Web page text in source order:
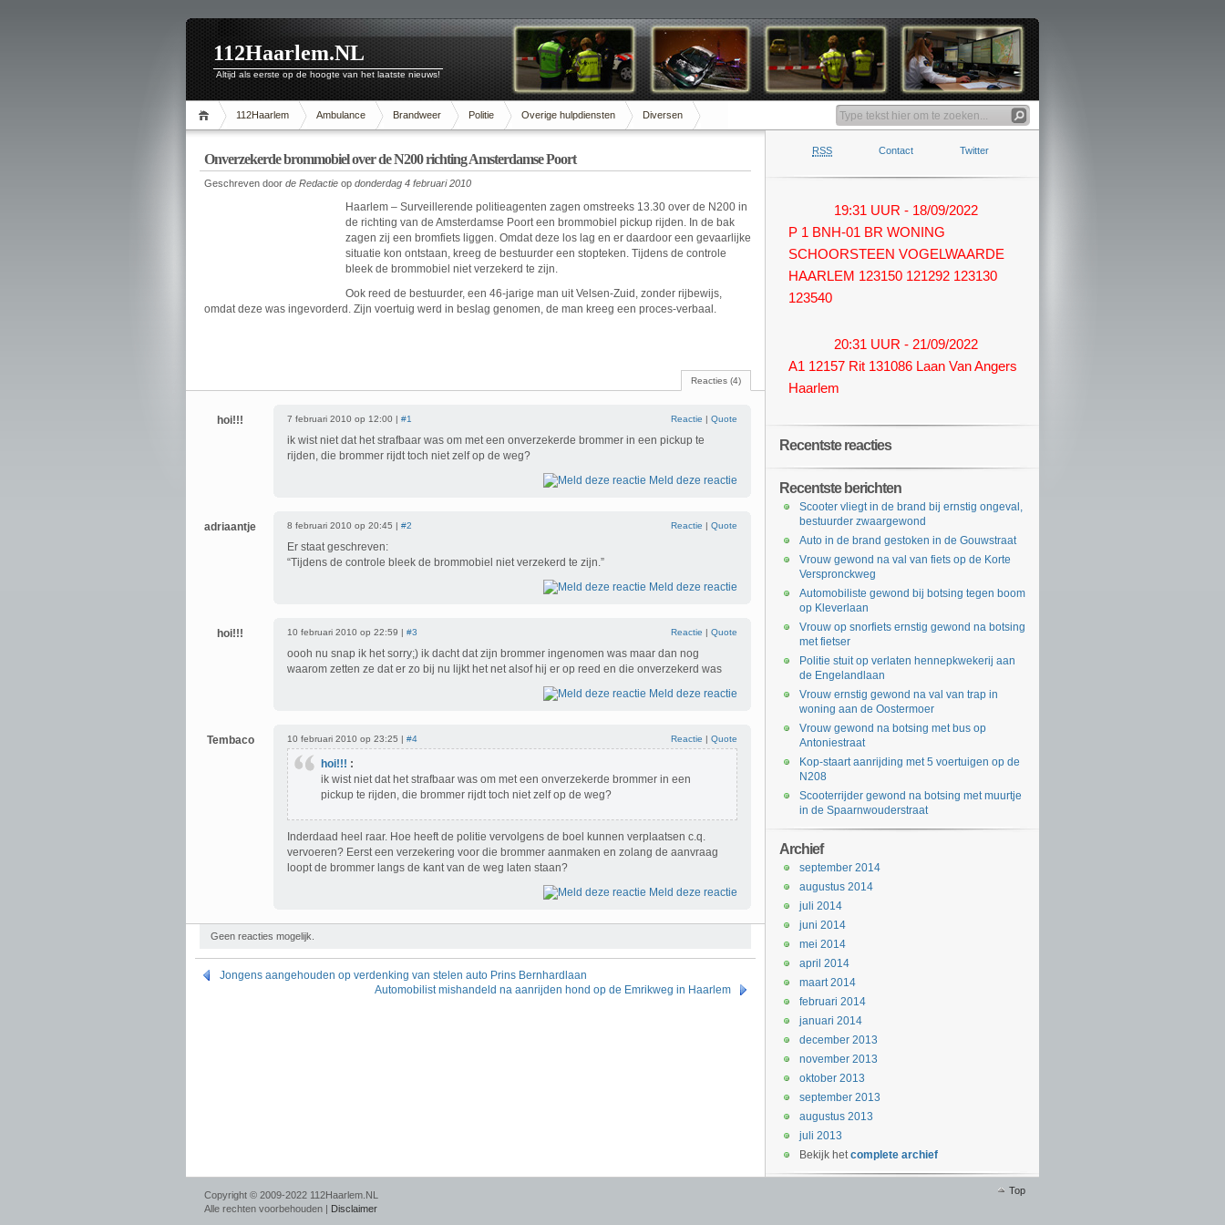
112Haarlem.NL
Altijd als eerste op de hoogte van het laatste nieuws!
112Haarlem Ambulance Brandweer Politie Overige hulpdiensten Diversen
Onverzekerde brommobiel over de N200 richting Amsterdamse Poort
Geschreven door de Redactie op donderdag 4 februari 2010
Haarlem – Surveillerende politieagenten zagen omstreeks 13.30 over de N200 in
de richting van de Amsterdamse Poort een brommobiel pickup rijden. In de bak
zagen zij een bromfiets liggen. Omdat deze los lag en er daardoor een gevaarlijke
situatie kon ontstaan, kreeg de bestuurder een stopteken. Tijdens de controle
bleek de brommobiel niet verzekerd te zijn.
Ook reed de bestuurder, een 46-jarige man uit Velsen-Zuid, zonder rijbewijs,
omdat deze was ingevorderd. Zijn voertuig werd in beslag genomen, de man kreeg een proces-verbaal.
Reacties (4)
hoi!!! 7 februari 2010 op 12:00 | #1 Reactie | Quote
ik wist niet dat het strafbaar was om met een onverzekerde brommer in een pickup te
rijden, die brommer rijdt toch niet zelf op de weg?
Meld deze reactie
adriaantje 8 februari 2010 op 20:45 | #2 Reactie | Quote
Er staat geschreven:
“Tijdens de controle bleek de brommobiel niet verzekerd te zijn.”
Meld deze reactie
hoi!!! 10 februari 2010 op 22:59 | #3 Reactie | Quote
oooh nu snap ik het sorry;) ik dacht dat zijn brommer ingenomen was maar dan nog
waarom zetten ze dat er zo bij nu lijkt het net alsof hij er op reed en die onverzekerd was
Meld deze reactie
Tembaco 10 februari 2010 op 23:25 | #4 Reactie | Quote
hoi!!! :
ik wist niet dat het strafbaar was om met een onverzekerde brommer in een
pickup te rijden, die brommer rijdt toch niet zelf op de weg?
Inderdaad heel raar. Hoe heeft de politie vervolgens de boel kunnen verplaatsen c.q.
vervoeren? Eerst een verzekering voor die brommer aanmaken en zolang de aanvraag
loopt de brommer langs de kant van de weg laten staan?
Meld deze reactie
Geen reacties mogelijk.
Jongens aangehouden op verdenking van stelen auto Prins Bernhardlaan
Automobilist mishandeld na aanrijden hond op de Emrikweg in Haarlem
RSS Contact Twitter
19:31 UUR - 18/09/2022
P 1 BNH-01 BR WONING
SCHOORSTEEN VOGELWAARDE
HAARLEM 123150 121292 123130
123540
20:31 UUR - 21/09/2022
A1 12157 Rit 131086 Laan Van Angers
Haarlem
Recentste reacties
Recentste berichten
Scooter vliegt in de brand bij ernstig ongeval,
bestuurder zwaargewond
Auto in de brand gestoken in de Gouwstraat
Vrouw gewond na val van fiets op de Korte
Verspronckweg
Automobiliste gewond bij botsing tegen boom
op Kleverlaan
Vrouw op snorfiets ernstig gewond na botsing
met fietser
Politie stuit op verlaten hennepkwekerij aan
de Engelandlaan
Vrouw ernstig gewond na val van trap in
woning aan de Oostermoer
Vrouw gewond na botsing met bus op
Antoniestraat
Kop-staart aanrijding met 5 voertuigen op de
N208
Scooterrijder gewond na botsing met muurtje
in de Spaarnwouderstraat
Archief
september 2014
augustus 2014
juli 2014
juni 2014
mei 2014
april 2014
maart 2014
februari 2014
januari 2014
december 2013
november 2013
oktober 2013
september 2013
augustus 2013
juli 2013
Bekijk hetcomplete archief
Top
Copyright © 2009-2022 112Haarlem.NL
Alle rechten voorbehouden | Disclaimer